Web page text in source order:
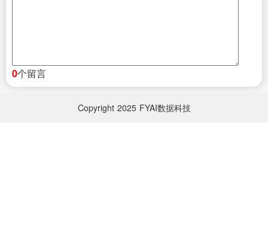
0个留言
Copyright 2025 FYAI数据科技